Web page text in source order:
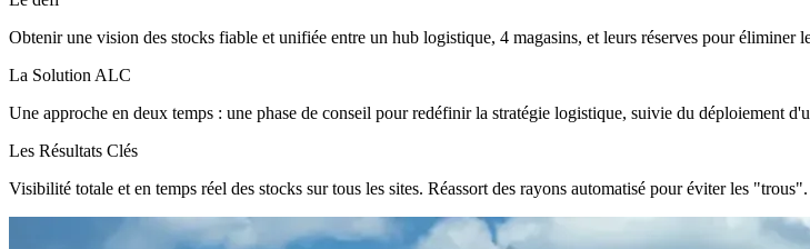
Obtenir une vision des stocks fiable et unifiée entre un hub logistique, 4 magasins, et leurs réserves pour éliminer
La Solution ALC
Une approche en deux temps : une phase de conseil pour redéfinir la stratégie logistique, suivie du déploiement
Les Résultats Clés
Visibilité totale et en temps réel des stocks sur tous les sites. Réassort des rayons automatisé pour éviter les